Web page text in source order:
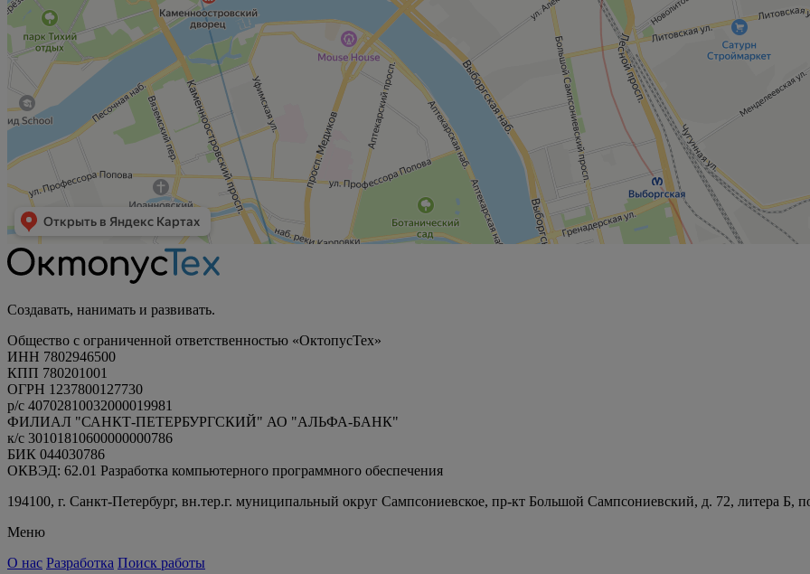
Создавать, нанимать и развивать.
Общество с ограниченной ответственностью «ОктопусТех»
ИНН 7802946500
КПП 780201001
ОГРН 1237800127730
р/с 40702810032000019981
ФИЛИАЛ "САНКТ-ПЕТЕРБУРГСКИЙ" АО "АЛЬФА-БАНК"
к/с 30101810600000000786
БИК 044030786
ОКВЭД: 62.01 Разработка компьютерного программного обеспечения
194100, г. Санкт-Петербург, вн.тер.г. муниципальный округ Сампсониевское, пр-кт Большой Сампсониевский, д. 72, литера
Меню
О нас Разработка Поиск работы